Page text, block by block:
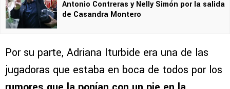
Antonio Contreras y Nelly Simón por la salida
de Casandra Montero
Por su parte, Adriana Iturbide era una de las
jugadoras que estaba en boca de todos por los